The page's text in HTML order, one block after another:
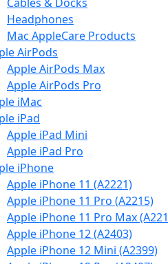
Headphones
Mac AppleCare Products
AirPods
Apple AirPods Max
Apple AirPods Pro
iMac
iPad
Apple iPad Mini
Apple iPad Pro
iPhone
Apple iPhone 11 (A2221)
Apple iPhone 11 Pro (A2215)
Apple iPhone 11 Pro Max
Apple iPhone 12 (A2403)
Apple iPhone 12 Mini (A2399)